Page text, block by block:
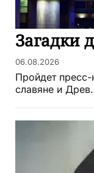
Загадки
06.08.2026
Пройдет
славяне и